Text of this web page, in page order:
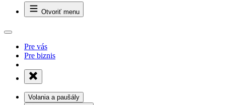
Otvoriť menu
Pre vás
Pre biznis
Volania a paušály